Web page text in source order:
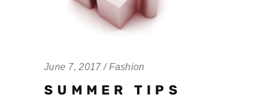
June 7, 2017 Fashion
SUMMER TIPS